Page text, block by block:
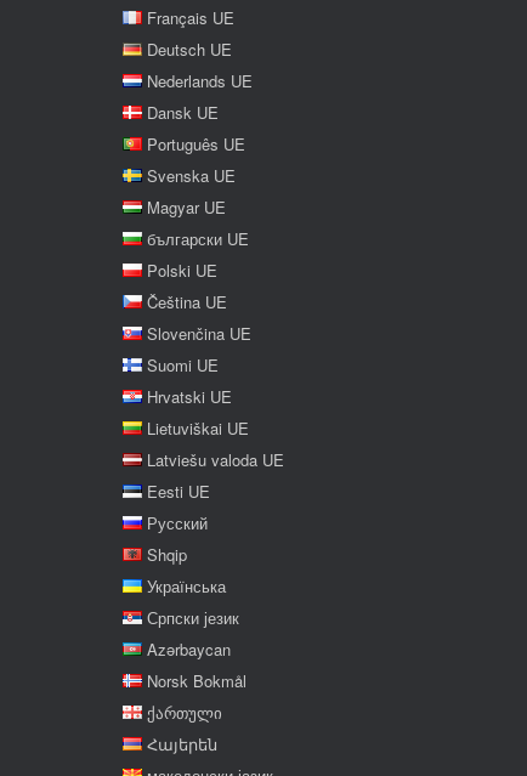
Français UE
Deutsch UE
Nederlands UE
Dansk UE
Português UE
Svenska UE
Magyar UE
български UE
Polski UE
Čeština UE
Slovenčina UE
Suomi UE
Hrvatski UE
Lietuviškai UE
Latviešu valoda UE
Eesti UE
Русский
Shqip
Українська
Српски језик
Azərbaycan
Norsk Bokmål
ქართული
Հայերեն